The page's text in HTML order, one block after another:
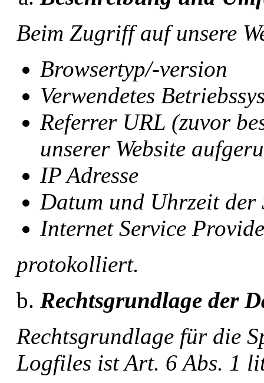
Beim Zugriff auf unsere
Browsertyp/-version
Verwendetes
Referrer URL (zuvor
unserer Website
IP Adresse
Datum und Uhrzeit der
Internet Service
protokolliert.
Rechtsgrundlage der
Rechtsgrundlage für die
Logfiles ist Art. 6 Abs. 1